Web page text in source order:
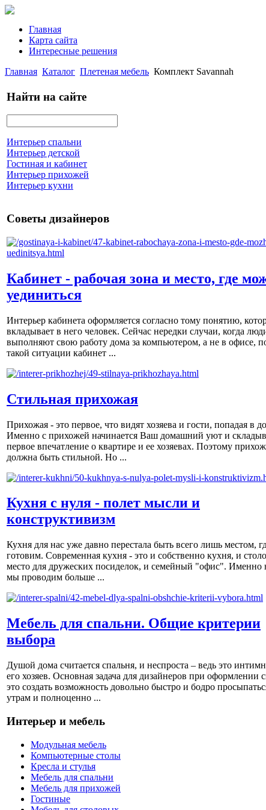
Главная
Карта сайта
Интересные решения
Главная Каталог Плетеная мебель Комплект Savannah
Найти на сайте
Интерьер спальни
Интерьер детской
Гостиная и кабинет
Интерьер прихожей
Интерьер кухни
Советы дизайнеров
Кабинет - рабочая зона и место, где
уединиться
Интерьер кабинета оформляется согласно тому понятию,
вкладывает в него человек. Сейчас нередки случаи, когда
выполняют свою работу дома за компьютером, а не в офисе,
такой ситуации кабинет ...
Стильная прихожая
Прихожая - это первое, что видят хозяева и гости, попадая в
Именно с прихожей начинается Ваш домашний уют и
первое впечатление о квартире и ее хозяевах. Поэтому
должна быть стильной. Но ...
Кухня с нуля - полет мысли и
конструктивизм
Кухня для нас уже давно перестала быть всего лишь местом,
готовим. Современная кухня - это и собственно кухня, и
место для дружеских посиделок, и семейный "офис". Именно
мы проводим больше ...
Мебель для спальни. Общие критерии
выбора
Душой дома считается спальня, и неспроста – ведь это
его хозяев. Основная задача для дизайнеров при оформлении
это создать возможность довольно быстро и бодро
утрам и полноценно ...
Интерьер и мебель
Модульная мебель
Компьютерные столы
Кресла и стулья
Мебель для спальни
Мебель для прихожей
Гостиные